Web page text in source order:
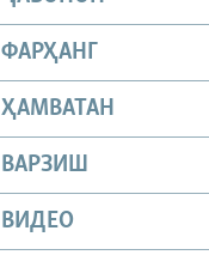
ФАРҲАНГ
ҲАМВАТАН
ВАРЗИШ
ВИДЕО